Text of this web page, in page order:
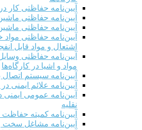
آیین‌نامه حفاظتی کار
آیین‌نامه حفاظتی
آیین‌نامه حفاظتی
آیین‌نامه حفاظتی
اشتعال و مواد قابل
آیین‌نامه حفاظتی
مواد و اشیا در کارگاه‌ها
آیین‌نامه سیستم اتصال
آیین‌نامه علائم ایمنی
آیین‌نامه عمومی
نقلیه
آیین‌نامه کمیته
آیین‌نامه مشاغل سخت